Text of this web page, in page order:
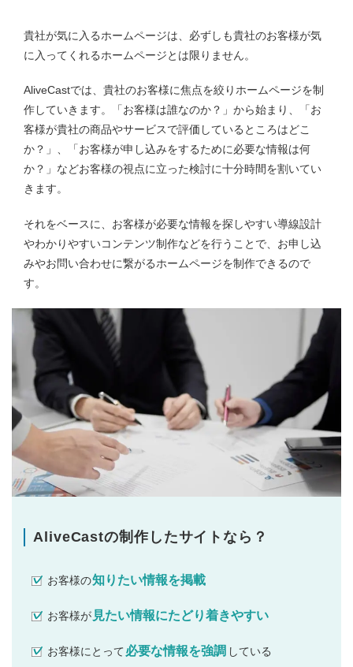
貴社が気に入るホームページは、必ずしも貴社のお客様が気
に入ってくれるホームページとは限りません。
AliveCastでは、貴社のお客様に焦点を絞りホームページを制
作していきます。「お客様は誰なのか？」から始まり、「お
客様が貴社の商品やサービスで評価しているところはどこ
か？」、「お客様が申し込みをするために必要な情報は何
か？」などお客様の視点に立った検討に十分時間を割いてい
きます。
それをベースに、お客様が必要な情報を探しやすい導線設計
やわかりやすいコンテンツ制作などを行うことで、お申し込
みやお問い合わせに繋がるホームページを制作できるので
す。
AliveCastの制作したサイトなら？
お客様の知りたい情報を掲載
お客様が 見たい情報にたどり着きやすい
お客様にとって 必要な情報を強調 している